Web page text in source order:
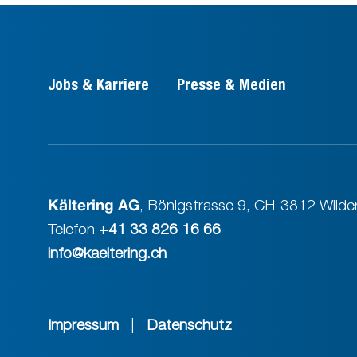
Jobs & Karriere Presse & Medien
Kältering AG, Bönigstrasse 9, CH-3812
Telefon +41 33 826 16 66
info@kaeltering.ch
Impressum | Datenschutz